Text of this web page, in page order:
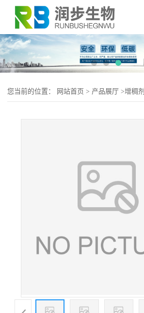
您当前的位置： 网站首页 > 产品展厅 >增稠剂